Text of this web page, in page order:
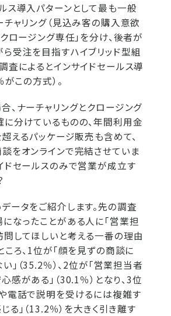
ス導入パターンとして最も一般
チャリング（見込み客の購入意欲
クロージング専任」を分け、後者が
受注を目指すハイブリッド型組
査によるとインサイドセールス導
この方式）。
、ナーチャリングとクロージング
分けているものの、年間利用金
えるパッケージ販売も含めて、
をオンラインで完結させていま
ドセールスのみで営業が成立す
ータをご紹介します。先の調査
なったことがある人に「営業担
してほしいと考える一番の理由
ころ、1位が「顔を見ずの商談に
」（35.2％）、2位が「営業担当者
感がある」（30.1％）となり、3位
電話で説明を受けるには複雑す
る」（13.2％）を大きく引き離す